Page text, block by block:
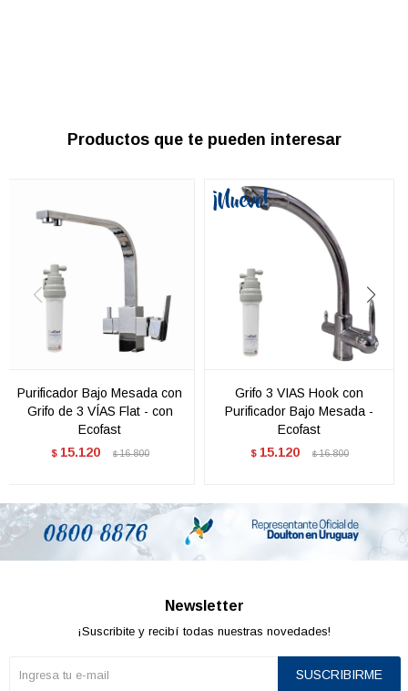
Productos que te pueden interesar
Purificador Bajo Mesada con
Grifo de 3 VÍAS Flat - con
Ecofast
$ 15.120 $ 16.800
Grifo 3 VIAS Hook con
Purificador Bajo Mesada -
Ecofast
$ 15.120 $ 16.800
Newsletter
¡Suscribite y recibí todas nuestras novedades!
SUSCRIBIRME